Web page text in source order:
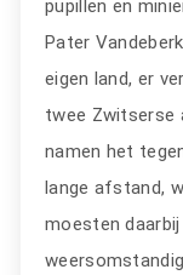
pupillen en
Pater
eigen land, er
twee Zwitserse
namen het
lange afstand,
moesten